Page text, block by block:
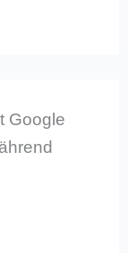
Google